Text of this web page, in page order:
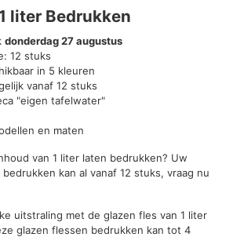
liter Bedrukken
donderdag 27 augustus
12 stuks
in 5 kleuren
vanaf 12 stuks
"eigen tafelwater"
en maten
van 1 liter laten bedrukken? Uw
kan al vanaf 12 stuks, vraag nu
uitstraling met de glazen fles van 1 liter
glazen flessen bedrukken kan tot 4